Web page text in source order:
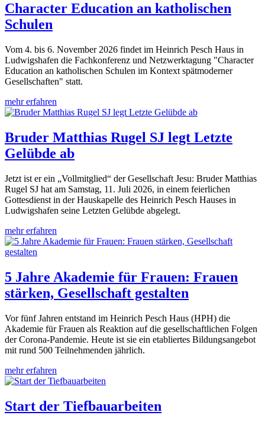
Character Education an katholischen
Schulen
Vom 4. bis 6. November 2026 findet im Heinrich Pesch Haus in
Ludwigshafen die Fachkonferenz und Netzwerktagung "Character
Education an katholischen Schulen im Kontext spätmoderner
Gesellschaften" statt.
mehr erfahren
Bruder Matthias Rugel SJ legt Letzte
Gelübde ab
Jetzt ist er ein „Vollmitglied“ der Gesellschaft Jesu: Bruder Matthias
Rugel SJ hat am Samstag, 11. Juli 2026, in einem feierlichen
Gottesdienst in der Hauskapelle des Heinrich Pesch Hauses in
Ludwigshafen seine Letzten Gelübde abgelegt.
mehr erfahren
5 Jahre Akademie für Frauen: Frauen
stärken, Gesellschaft gestalten
Vor fünf Jahren entstand im Heinrich Pesch Haus (HPH) die
Akademie für Frauen als Reaktion auf die gesellschaftlichen Folgen
der Corona-Pandemie. Heute ist sie ein etabliertes Bildungsangebot
mit rund 500 Teilnehmenden jährlich.
mehr erfahren
Start der Tiefbauarbeiten